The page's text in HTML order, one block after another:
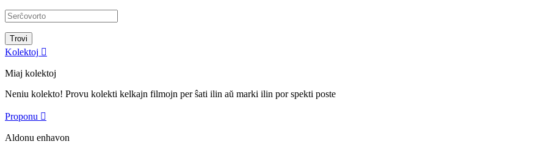
Kolektoj 
Miaj kolektoj
Neniu kolekto! Provu kolekti kelkajn filmojn per ŝati ilin aŭ marki ilin por spekti poste
Proponu 
Aldonu enhavon